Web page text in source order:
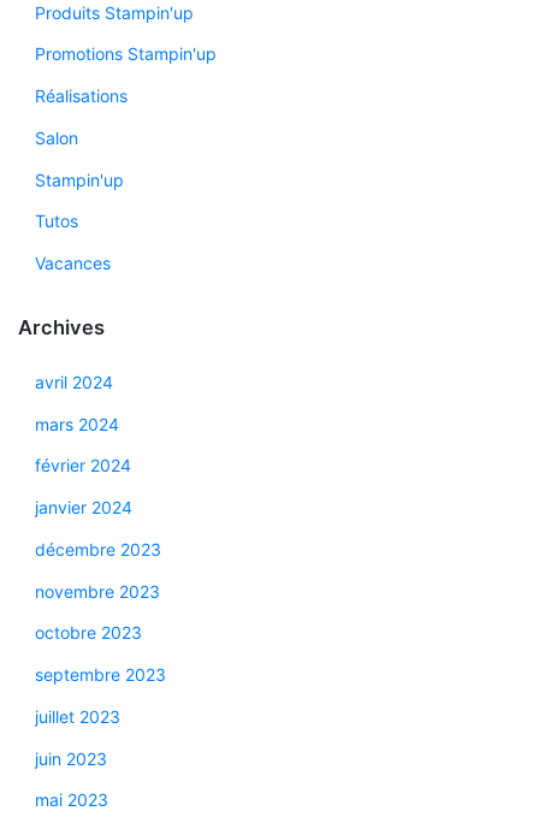
Produits Stampin'up
Promotions Stampin'up
Réalisations
Salon
Stampin'up
Tutos
Vacances
Archives
avril 2024
mars 2024
février 2024
janvier 2024
décembre 2023
novembre 2023
octobre 2023
septembre 2023
juillet 2023
juin 2023
mai 2023